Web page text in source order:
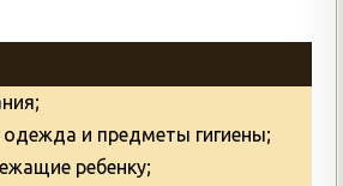
и предметы гигиены;
ребенку;